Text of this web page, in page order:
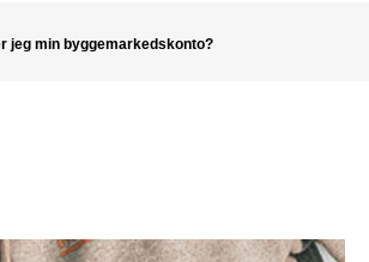
jeg min byggemarkedskonto?